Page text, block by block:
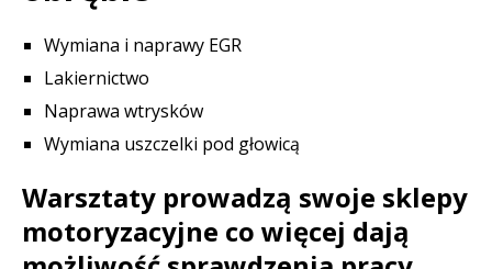
Wymiana i naprawy EGR
Lakiernictwo
Naprawa wtrysków
Wymiana uszczelki pod głowicą
Warsztaty prowadzą swoje sklepy
motoryzacyjne co więcej dają